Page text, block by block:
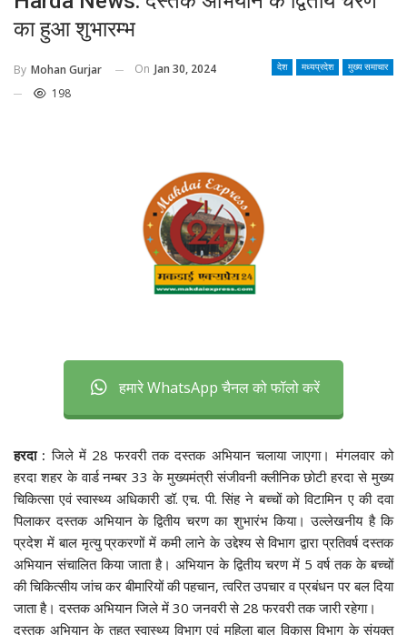
का हुआ शुभारम्भ
देश मध्यप्रदेश मुख्य समाचार
By Mohan Gurjar On Jan 30, 2024
198
हमारे WhatsApp चैनल को फॉलो करें
हरदा : जिले में 28 फरवरी तक दस्तक अभियान चलाया जाएगा। मंगलवार को
हरदा शहर के वार्ड नम्बर 33 के मुख्यमंत्री संजीवनी क्लीनिक छोटी हरदा से मुख्य
चिकित्सा एवं स्वास्थ्य अधिकारी डॉ. एच. पी. सिंह ने बच्चों को विटामिन ए की दवा
पिलाकर दस्तक अभियान के द्वितीय चरण का शुभारंभ किया। उल्लेखनीय है कि
प्रदेश में बाल मृत्यु प्रकरणों में कमी लाने के उद्देश्य से विभाग द्वारा प्रतिवर्ष दस्तक
अभियान संचालित किया जाता है। अभियान के द्वितीय चरण में 5 वर्ष तक के बच्चों
की चिकित्सीय जांच कर बीमारियों की पहचान, त्वरित उपचार व प्रबंधन पर बल दिया
जाता है। दस्तक अभियान जिले में 30 जनवरी से 28 फरवरी तक जारी रहेगा।
दस्तक अभियान के तहत स्वास्थ्य विभाग एवं महिला बाल विकास विभाग के संयुक्त